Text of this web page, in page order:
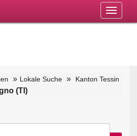
Toggle
Lokale Suche Kanton Tessin
(TI)